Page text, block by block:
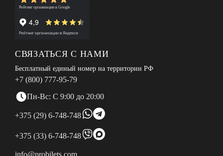
Рейтинг организации в Google
СВЯЗАТЬСЯ С НАМИ
Бесплатный единый номер на территории РФ
+7 (800) 777-95-79
Пн-Вс: С 9:00 до 20:00
+375 (29) 6-748-748
+375 (33) 6-748-748
info@probilets.com